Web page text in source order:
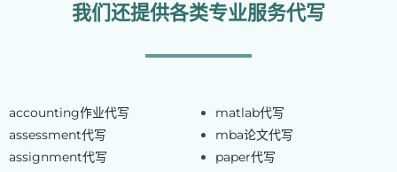
我们还提供各类专业服务代写
accounting作业代写
assessment代写
assignment代写
matlab代写
mba论文代写
paper代写